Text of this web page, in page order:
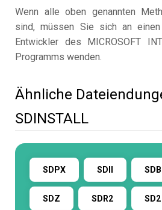
Wenn alle oben genannten
sind, müssen Sie sich an
Entwickler des MICROSOFT
Programms wenden.
Ähnliche
SDINSTALL
SDPX SDII
SDZ SDR2 SD2